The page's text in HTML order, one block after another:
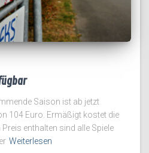
Saison ist ab jetzt
104 Euro. Ermäßigt kostet die
enthalten sind alle Spiele
Weiterlesen